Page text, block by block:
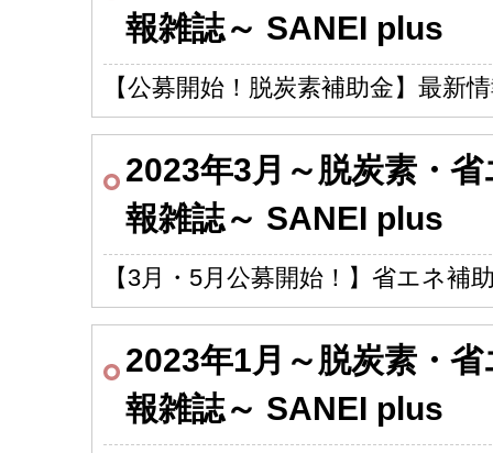
報雑誌～ SANEI plus
【公募開始！脱炭素補助金】最新
2023年3月～脱炭素・
報雑誌～ SANEI plus
【3月・5月公募開始！】省エネ補
2023年1月～脱炭素・
報雑誌～ SANEI plus